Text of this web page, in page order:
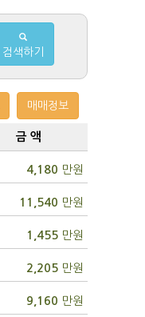
검색하기
매매정보
금 액
4,180 만원
11,540 만원
1,455만원
2,205만원
9,160 만원